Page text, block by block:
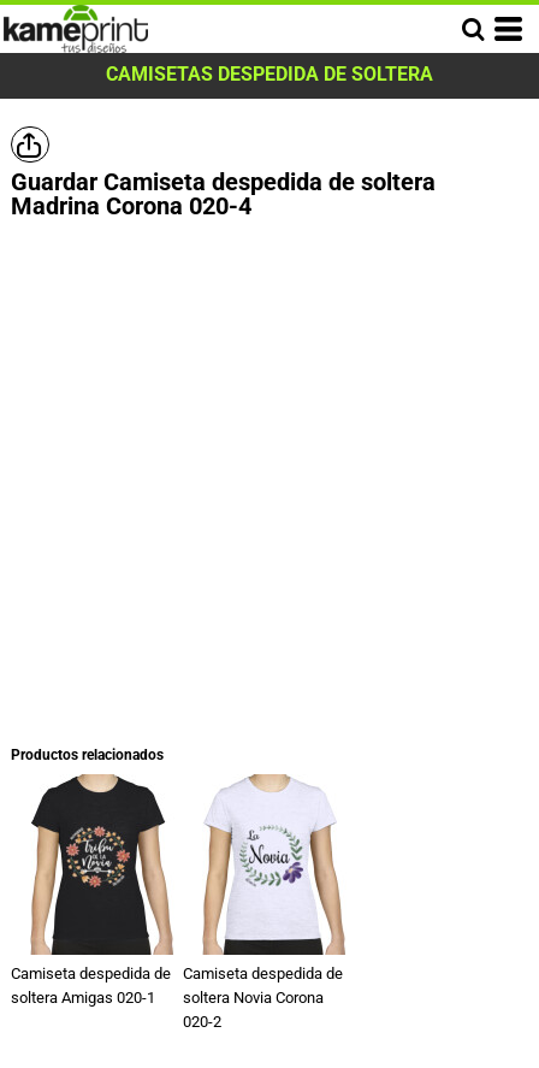
CAMISETAS DESPEDIDA DE SOLTERA
Guardar Camiseta despedida de soltera
Madrina Corona 020-4
Productos relacionados
Camiseta despedida de
soltera Amigas 020-1
Camiseta despedida de
soltera Novia Corona
020-2